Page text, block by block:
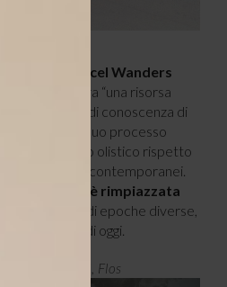
con Marcel Wanders
addirittura “una risorsa
il primo livello di conoscenza di
e tatto”. Nel suo processo
l’approccio olistico rispetto
i suoi contemporanei.
è rimpiazzata
e dal fascino di epoche diverse,
nel mondo di oggi.
2007, Flos